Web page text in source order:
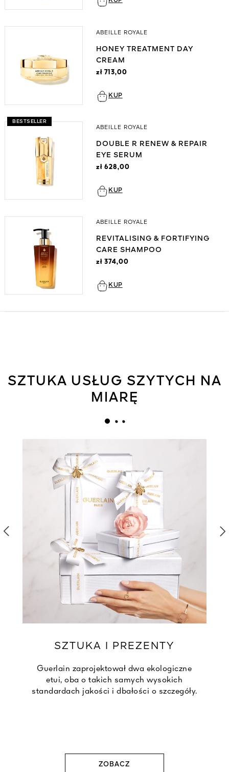
ABEILLE ROYALE
HONEY TREATMENT DAY
CREAM
zł 713,00
KUP
BESTSELLER
ABEILLE ROYALE
DOUBLE R RENEW & REPAIR
EYE SERUM
zł 628,00
KUP
ABEILLE ROYALE
REVITALISING & FORTIFYING
CARE SHAMPOO
zł 374,00
KUP
SZTUKA USŁUG SZYTYCH NA
MIARĘ
SZTUKA I PREZENTY
Guerlain zaprojektował dwa ekologiczne
etui, oba o takich samych wysokich
standardach jakości i dbałości o szczegóły.
ZOBACZ